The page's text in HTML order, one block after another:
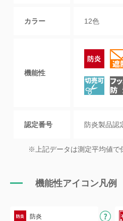
カラー 12色
機能性
認定番号 防炎製品認
※上記データは測定平均値で
機能性アイコン凡例
防炎